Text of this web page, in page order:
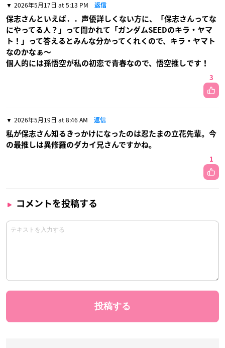
2026年5月17日 at 5:13 PM 返信
保志さんといえば．．声優詳しくない方に、「保志さんってな
にやってる人？」って聞かれて「ガンダムSEEDのキラ・ヤマ
ト！」って答えるとみんな分かってくれくので、キラ・ヤマト
なのかなぁ〜
個人的には孫悟空が私の初恋で青春なので、悟空推しです！
3
2026年5月19日 at 8:46 AM 返信
私が保志さん知るきっかけになったのは忍たまの立花先輩。今
の最推しは異修羅のダカイ兄さんですかね。
1
コメントを投稿する